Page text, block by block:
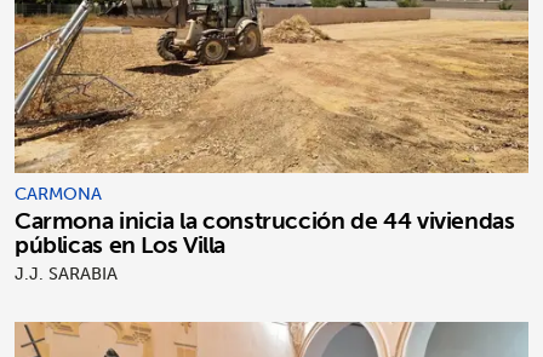
CARMONA
Carmona inicia la construcción de 44 viviendas
públicas en Los Villa
J.J. SARABIA